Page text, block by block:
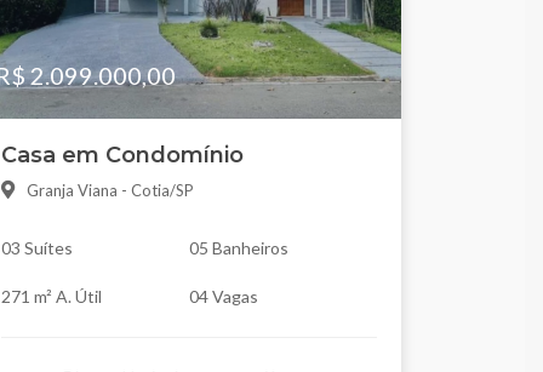
2.099.000,00
Casa em Condomínio
Granja Viana - Cotia/SP
03 Suítes 05 Banheiros
271 m² A. Útil 04 Vagas